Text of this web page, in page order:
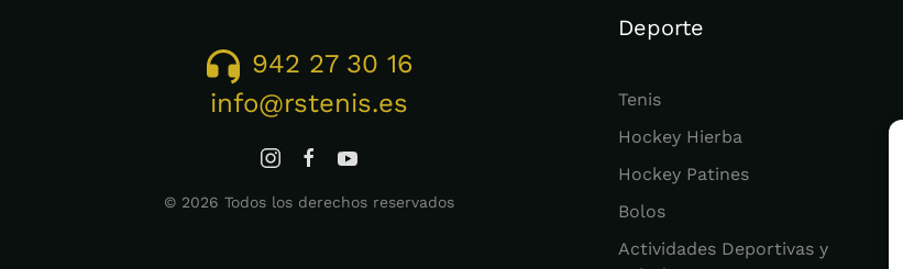
942 27 30 16
info@rstenis.es
© 2026 Todos los derechos reservados
Deporte
Tenis
Hockey Hierba
Hockey Patines
Bolos
Actividades Deportivas y